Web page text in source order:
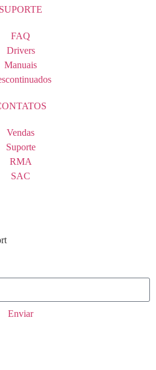
SUPORTE
FAQ
Drivers
Manuais
Vendas
Suporte
RMA
SAC
Enviar